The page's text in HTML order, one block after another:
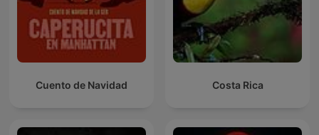
Cuento de Navidad Costa Rica